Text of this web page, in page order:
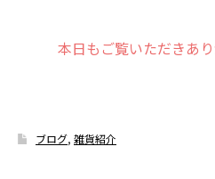
本日もご覧いただきあり
ブログ, 雑貨紹介